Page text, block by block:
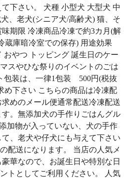
下さい。 犬種 小型犬 大型犬 中
、老犬(シニア犬/高齢犬) 猫、そ
期限 冷凍商品冷凍で約3カ月(解
蔵庫暗冷室での保存) 用途効果
おやつ トッピング 誕生日のケー
スやひな祭りのイベントのごは
包装は、一律1包装 500円(税抜
下さい こちらの商品は冷凍配
めのメール便通常配送冷凍配送
。無添加犬の手作りごはんグル
加物が入っていない、犬の手作
、老犬や仔犬にも与えて下さい
配送になります。 当店の人気メ
華なので、お誕生日や特別な日
トとしてご利用ください。 人気